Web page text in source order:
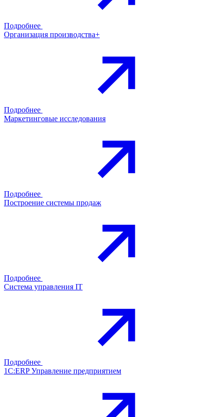
Подробнее
Организация производства+
Подробнее
Маркетинговые исследования
Подробнее
Построение системы продаж
Подробнее
Система управления IT
Подробнее
1С:ERP Управление предприятием